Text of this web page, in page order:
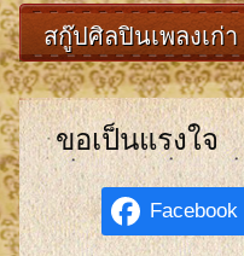
สกู๊ปศิลปินเพลงเก่า
ขอเป็นแรงใจ
Facebook